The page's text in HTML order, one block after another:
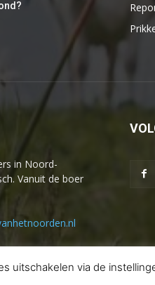
in Noord-
Vanuit de boer
uitschakelen via de